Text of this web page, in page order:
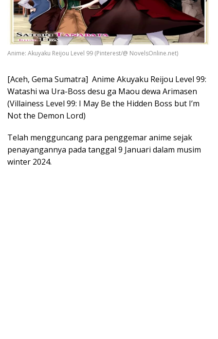
Anime: Akuyaku Reijou Level 99 (Pinterest/@ NovelsOnline.net)
[Aceh, Gema Sumatra] Anime Akuyaku Reijou Level 99:
Watashi wa Ura-Boss desu ga Maou dewa Arimasen
(Villainess Level 99: I May Be the Hidden Boss but I’m
Not the Demon Lord)
Telah mengguncang para penggemar anime sejak
penayangannya pada tanggal 9 Januari dalam musim
winter 2024.